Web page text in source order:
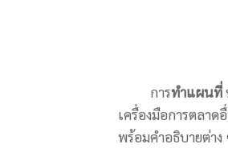
การทำแผนที่
เครื่องมือการตลา
พร้อมคำอธิบายต่า